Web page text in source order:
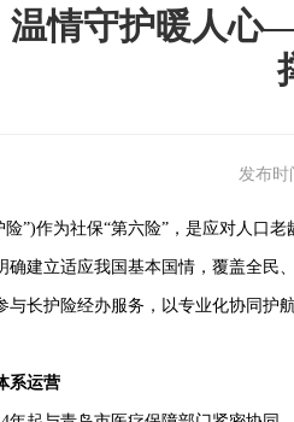
温情守护暖人
发布时
作为社保“第六险”，是应对人口老
确建立适应我国基本国情，覆盖全
与长护险经办服务，以专业化协同护
系运营